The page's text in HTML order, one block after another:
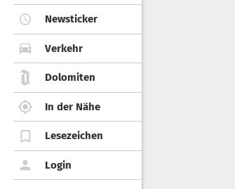
Newsticker
Verkehr
Dolomiten
In der Nähe
Lesezeichen
Login